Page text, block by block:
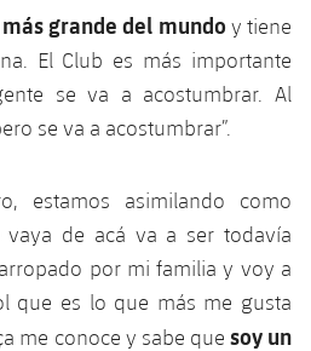
grande del mundo y tiene
El Club es más importante
se va a acostumbrar. Al
se va a acostumbrar”.
estamos asimilando como
vaya de acá va a ser todavía
por mi familia y voy a
que es lo que más me gusta
me conoce y sabe que soy un